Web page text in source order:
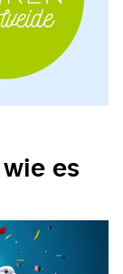
es